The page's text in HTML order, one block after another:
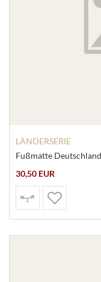
LÄNDERSERIE
Fußmatte
30,50 EUR